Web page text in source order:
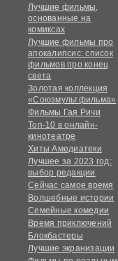
Лучшие фильмы,
основанные на
комиксах
Лучшие фильмы про
апокалипсис: список
фильмов про конец
света
Золотая коллекция
«Союзмультфильма»
Фильмы Гая Ричи
Топ-10 в онлайн-
кинотеатре
Хиты Амедиатеки
Лучшее за 2023 год:
выбор редакции
Сейчас самое время
Волшебные истории
Семейные комедии
Время приключений
Блокбастеры
Лучшие экранизации